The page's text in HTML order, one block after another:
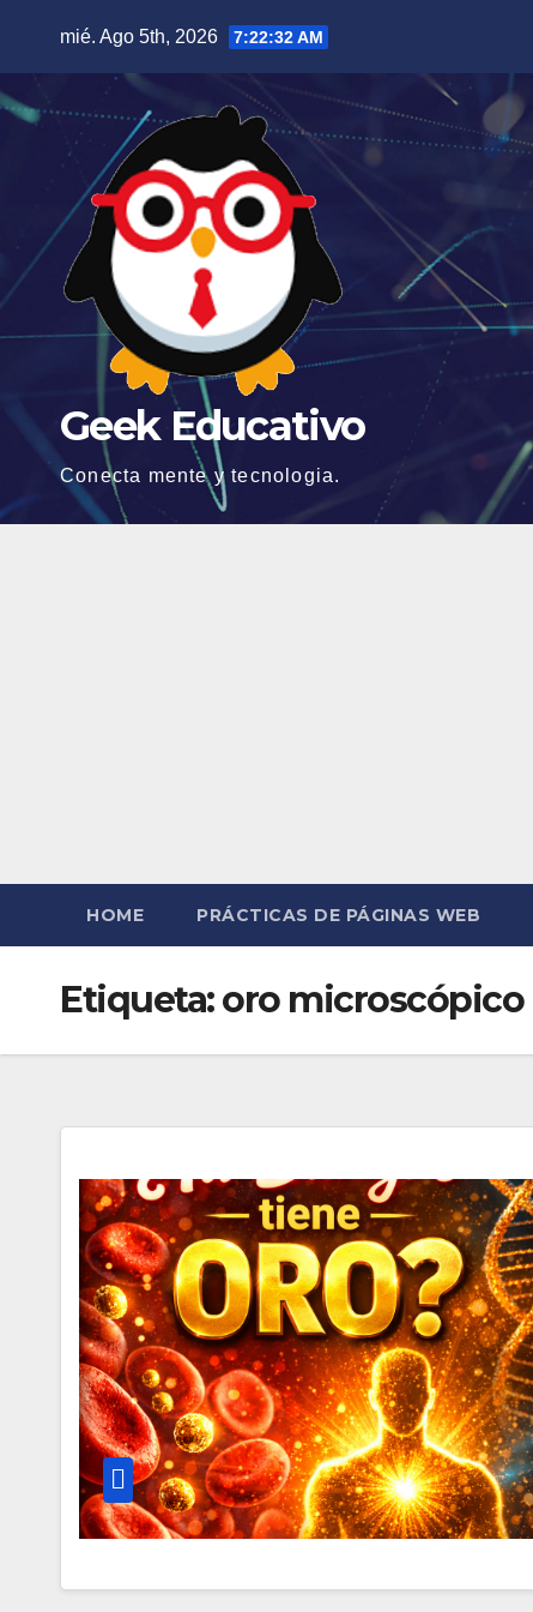
contenido
mié. Ago 5th, 2026 7:22:33 AM
Geek Educativo
Conecta mente y tecnologia.
HOME PRÁCTICAS DE PÁGINAS WEB
Etiqueta:oro microscópico